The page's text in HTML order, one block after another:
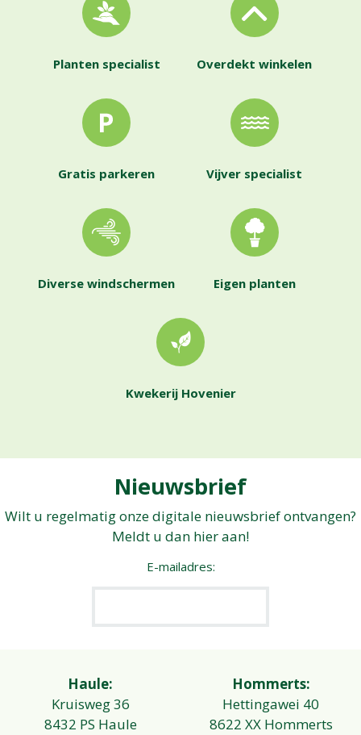
Planten specialist Overdekt winkelen
Gratis parkeren Vijver specialist
Diverse windschermen Eigen planten
Kwekerij Hovenier
Nieuwsbrief
Wilt u regelmatig onze digitale nieuwsbrief ontvangen?
Meldt u dan hier aan!
E-mailadres:
Haule:
Kruisweg 36
8432 PS Haule
Hommerts:
Hettingawei 40
8622 XX Hommerts